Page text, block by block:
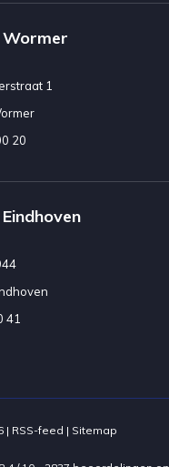
Wormer
1
20
41
| RSS-feed | Sitemap